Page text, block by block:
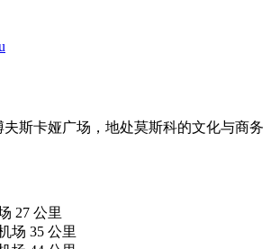
斯卡娅广场，地处莫斯科的文化与商务
27 公里
场 35 公里